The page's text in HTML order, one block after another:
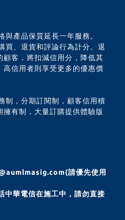
與產品保質延長一年服務。
買、退貨和評論行為計分。退
客，將扣減信用分，降低其
信用者則享受更多的優惠價
制，分期訂閱制，顧客信用積
有制，大量訂購提供體驗版
請優先使用
華電信在施工中，請勿直接